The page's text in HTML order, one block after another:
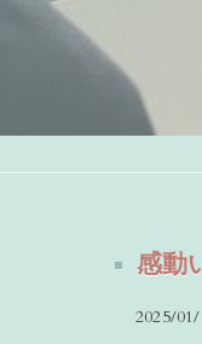
感動
2025/